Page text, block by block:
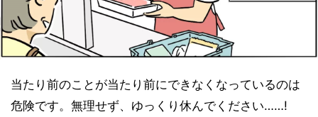
当たり前のことが当たり前にできなくなっているのは
危険です。無理せず、ゆっくり休んでください……!